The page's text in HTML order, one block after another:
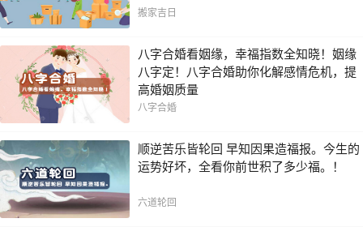
搬家吉日
八字合婚看姻缘，幸福指数全知晓！姻缘
八字定！八字合婚助你化解感情危机，提
高婚姻质量
八字合婚
顺逆苦乐皆轮回 早知因果造福报。今生的
运势好坏，全看你前世积了多少福。！
六道轮回